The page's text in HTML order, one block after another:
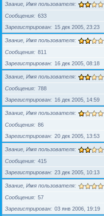
Звание, Имя пользователя
Сообщения
633
Зарегистрирован
15 дек 2005, 23:23
Звание, Имя пользователя
Сообщения
811
Зарегистрирован
16 дек 2005, 08:18
Звание, Имя пользователя
Сообщения
788
Зарегистрирован
16 дек 2005, 14:59
Звание, Имя пользователя
Сообщения
86
Зарегистрирован
20 дек 2005, 13:53
Звание, Имя пользователя
Сообщения
415
Зарегистрирован
23 дек 2005, 10:13
Звание, Имя пользователя
Сообщения
57
Зарегистрирован
03 янв 2006, 19:19